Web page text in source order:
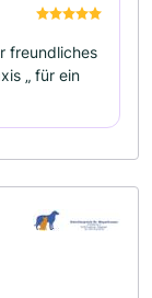
freundliches
„ für ein